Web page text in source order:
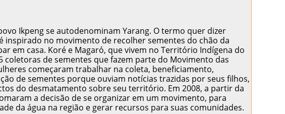
Ikpeng se autodenominam Yarang. O termo quer dizer
inspirado no movimento de recolher sementes do chão da
em casa. Koré e Magaró, que vivem no Território Indígena do
coletoras de sementes que fazem parte do Movimento das
começaram trabalhar na coleta, beneficiamento,
de sementes porque ouviam notícias trazidas por seus filhos,
do desmatamento sobre seu território. Em 2008, a partir da
a decisão de se organizar em um movimento, para
da água na região e gerar recursos para suas comunidades.